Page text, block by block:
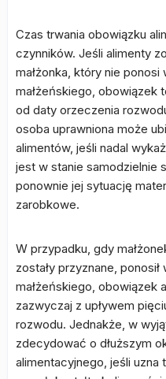
Czas trwania obowiązku
czynników. Jeśli alimenty
małżonka, który nie ponosi
małżeńskiego, obowiązek
od daty orzeczenia
osoba uprawniona może
alimentów, jeśli nadal
jest w stanie samodzielnie
ponownie jej sytuację
zarobkowe.
W przypadku, gdy
zostały przyznane,
małżeńskiego, obowiązek
zazwyczaj z upływem
rozwodu. Jednakże, w
zdecydować o dłuższym
alimentacyjnego, jeśli uzna